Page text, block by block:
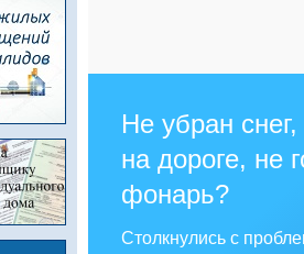
Не убран
на дороге, не
фонарь?
Столкнулись с